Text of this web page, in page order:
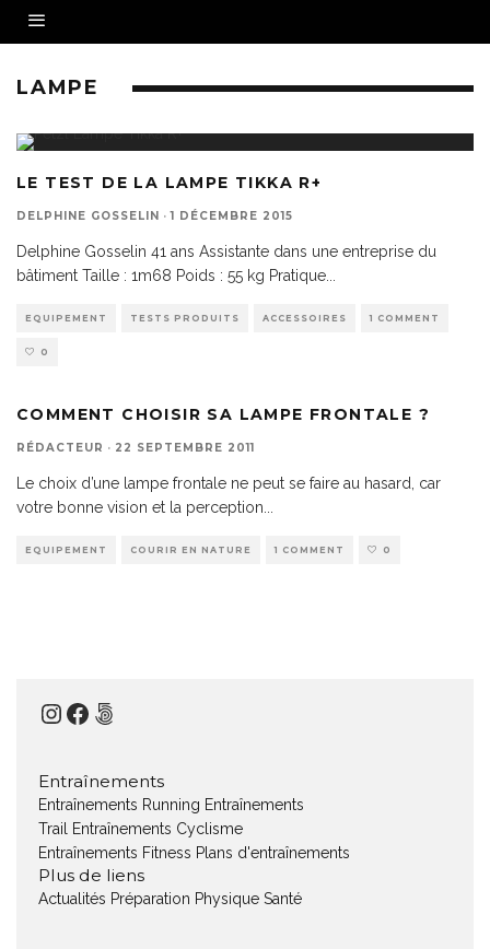
LAMPE
LE TEST DE LA LAMPE TIKKA R+
DELPHINE GOSSELIN · 1 DÉCEMBRE 2015
Delphine Gosselin 41 ans Assistante dans une entreprise du
bâtiment Taille : 1m68 Poids : 55 kg Pratique
EQUIPEMENT TESTS PRODUITS ACCESSOIRES 1 COMMENT
0
COMMENT CHOISIR SA LAMPE FRONTALE ?
RÉDACTEUR · 22 SEPTEMBRE 2011
Le choix d’une lampe frontale ne peut se faire au hasard, car
votre bonne vision et la perception
EQUIPEMENT COURIR EN NATURE 1 COMMENT 0
Instagram
Facebook
500px
Entraînements
Entraînements Running Entraînements
Trail
Entraînements Cyclisme
Entraînements Fitness Plans d'entraînements
Plus de liens
Actualités Préparation Physique Santé